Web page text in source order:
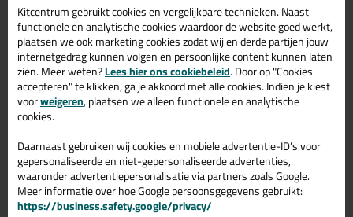
morgen in huis.
Wil je meer weten over de toepassing en kenmerken van dit
product?Lees alles over dit product >
Gerelateerde producten
Kitcentrum gebruikt cookies en vergelijkbare technieken. Naast
functionele en analytische cookies waardoor de website goed werkt,
plaatsen we ook marketing cookies zodat wij en derde partijen jouw
internetgedrag kunnen volgen en persoonlijke content kunnen laten
zien. Meer weten?Lees hier ons cookiebeleid. Door op "Cookies
accepteren" te klikken, ga je akkoord met alle cookies. Indien je kiest
voorweigeren, plaatsen we alleen functionele en analytische
cookies.
Daarnaast gebruiken wij cookies en mobiele advertentie-ID’s voor
gepersonaliseerde en niet-gepersonaliseerde advertenties,
waaronder advertentiepersonalisatie via partners zoals Google.
Meer informatie over hoe Google persoonsgegevens gebruikt:
https://business.safety.google/privacy/